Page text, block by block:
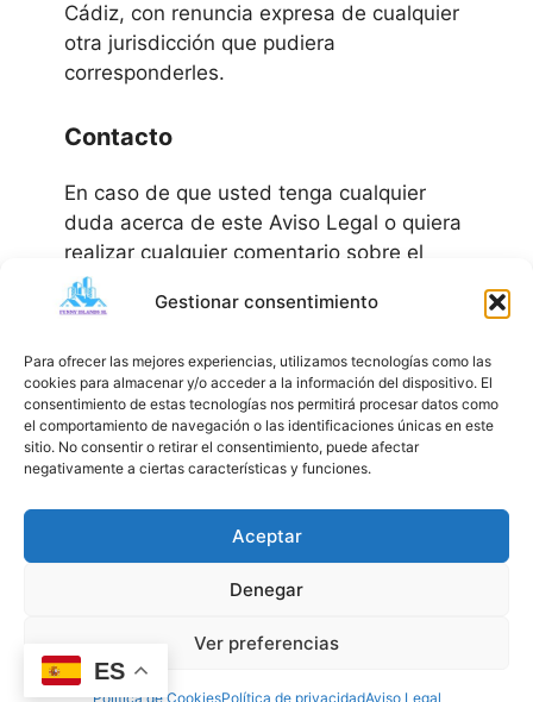
Gestionar consentimiento
Para ofrecer las mejores experiencias, utilizamos tecnologías como las
cookies para almacenar y/o acceder a la información del dispositivo. El
consentimiento de estas tecnologías nos permitirá procesar datos como
el comportamiento de navegación o las identificaciones únicas en este
sitio. No consentir o retirar el consentimiento, puede afectar
negativamente a ciertas características y funciones.
Aceptar
Denegar
Ver preferencias
Política de CookiesPolítica de privacidadAviso Legal
Cádiz, con renuncia expresa de cualquier
otra jurisdicción que pudiera
corresponderles.
Contacto
En caso de que usted tenga cualquier
duda acerca de este Aviso Legal o quiera
realizar cualquier comentario sobre el
Sitio Web, puede enviar un mensaje de
correo electrónico a la dirección:
Política de cookies
Aviso legal
Declaración de accesibilidad
ES